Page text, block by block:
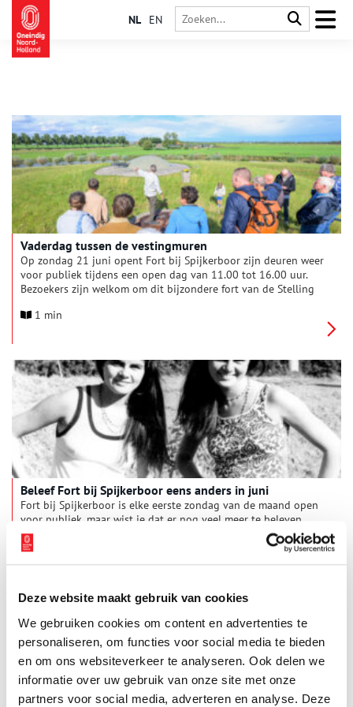
Deze website maakt gebruik van cookies
We gebruiken cookies om content en advertenties te
personaliseren, om functies voor social media te bieden
en om ons websiteverkeer te analyseren. Ook delen we
informatie over uw gebruik van onze site met onze
partners voor social media, adverteren en analyse. Deze
NL EN
Vaderdag tussen de vestingmuren
Op zondag 21 juni opent Fort bij Spijkerboor zijn deuren weer
voor publiek tijdens een open dag van 11.00 tot 16.00 uur.
Bezoekers zijn welkom om dit bijzondere fort van de Stelling
rondleidingen met een gids, maar je kunt het fort ook op
1 min
Beleef Fort bij Spijkerboor eens anders in juni
Fort bij Spijkerboor is elke eerste zondag van de maand open
voor publiek, maar wist je dat er nog veel meer te beleven
valt? Op zondag 21 juni organiseert Natuurmonumenten een
bijzondere activiteit waarmee je het fort en zijn omgeving op
een andere manier ervaart.